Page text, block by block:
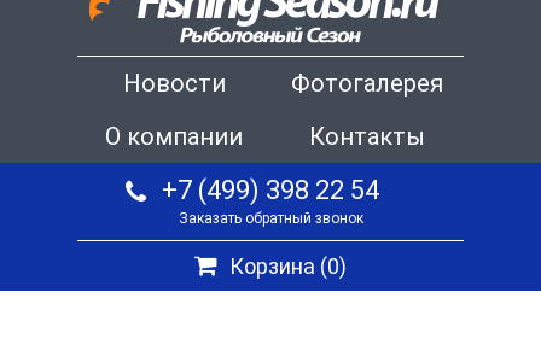
Новости
Фотогалерея
О компании
Контакты
+7 (499) 398 22 54
Заказать обратный звонок
Корзина (0)